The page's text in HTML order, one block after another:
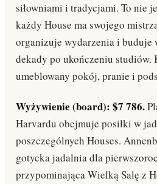
siłowniami i tradycjami. To nie
każdy House ma swojego
organizuje wydarzenia i buduje
dekady po ukończeniu studiów.
umeblowany pokój, pranie i
Wyżywienie (board): $7 786.
Harvardu obejmuje posiłki w
poszczególnych Houses.
gotycka jadalnia dla
przypominająca Wielką Salę z